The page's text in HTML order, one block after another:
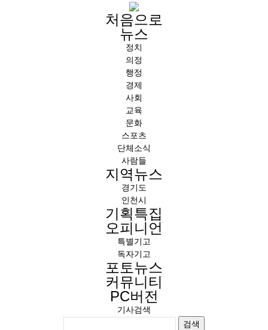
처음으로
뉴스
정치
의정
행정
경제
사회
교육
문화
스포츠
단체소식
사람들
지역뉴스
경기도
인천시
기획특집
오피니언
특별기고
독자기고
포토뉴스
커뮤니티
PC버전
기사검색
검색